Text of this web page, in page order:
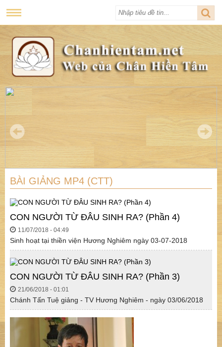
BÀI GIẢNG MP4 (CTT)
CON NGƯỜI TỪ ĐÂU SINH RA? (Phần 4)
11/07/2018 - 04:49
Sinh hoạt tại thiền viện Hương Nghiêm ngày 03-07-2018
CON NGƯỜI TỪ ĐÂU SINH RA? (Phần 3)
21/06/2018 - 01:01
Chánh Tấn Tuệ giảng - TV Hương Nghiêm - ngày 03/06/2018